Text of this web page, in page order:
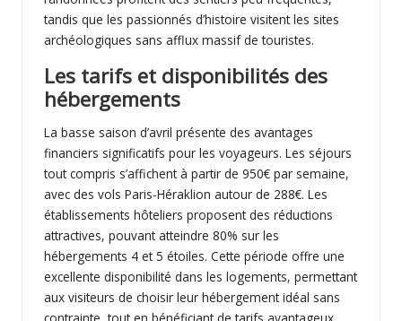
tandis que les passionnés d’histoire visitent les sites
archéologiques sans afflux massif de touristes.
Les tarifs et disponibilités des
hébergements
La basse saison d’avril présente des avantages
financiers significatifs pour les voyageurs. Les séjours
tout compris s’affichent à partir de 950€ par semaine,
avec des vols Paris-Héraklion autour de 288€. Les
établissements hôteliers proposent des réductions
attractives, pouvant atteindre 80% sur les
hébergements 4 et 5 étoiles. Cette période offre une
excellente disponibilité dans les logements, permettant
aux visiteurs de choisir leur hébergement idéal sans